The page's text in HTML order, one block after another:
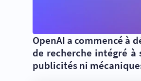
OpenAI a commencé à
de recherche intégré
publicités ni